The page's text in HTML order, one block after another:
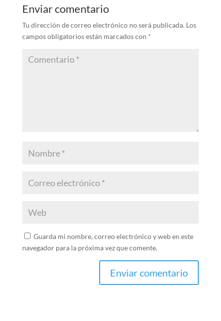
Enviar comentario
Tu dirección de correo electrónico no será publicada. Los
campos obligatorios están marcados con *
Guarda mi nombre, correo electrónico y web en este
navegador para la próxima vez que comente.